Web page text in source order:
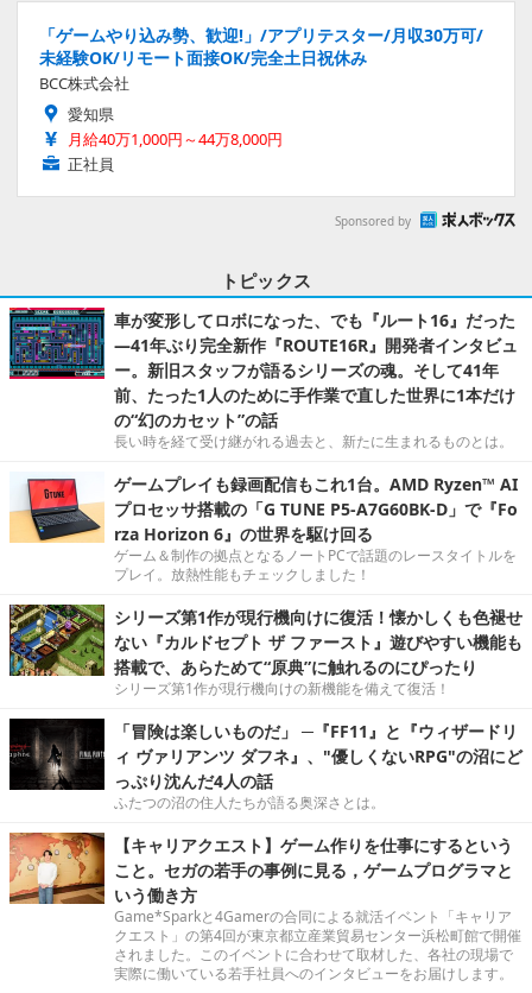
「ゲームやり込み勢、歓迎!」/アプリテスター/月収30万可/
未経験OK/リモート面接OK/完全土日祝休み
BCC株式会社
愛知県
月給40万1,000円～44万8,000円
正社員
Sponsored by
トピックス
車が変形してロボになった、でも『ルート16』だった
―41年ぶり完全新作『ROUTE16R』開発者インタビュ
ー。新旧スタッフが語るシリーズの魂。そして41年
前、たった1人のために手作業で直した世界に1本だけ
の“幻のカセット”の話
長い時を経て受け継がれる過去と、新たに生まれるものとは。
ゲームプレイも録画配信もこれ1台。AMD Ryzen™ AI
プロセッサ搭載の「G TUNE P5-A7G60BK-D」で『Fo
rza Horizon 6』の世界を駆け回る
ゲーム＆制作の拠点となるノートPCで話題のレースタイトルを
プレイ。放熱性能もチェックしました！
シリーズ第1作が現行機向けに復活！懐かしくも色褪せ
ない『カルドセプト ザ ファースト』遊びやすい機能も
搭載で、あらためて“原典”に触れるのにぴったり
シリーズ第1作が現行機向けの新機能を備えて復活！
「冒険は楽しいものだ」 ─『FF11』と『ウィザードリ
ィ ヴァリアンツ ダフネ』、"優しくないRPG"の沼にど
っぷり沈んだ4人の話
ふたつの沼の住人たちが語る奥深さとは。
【キャリアクエスト】ゲーム作りを仕事にするという
こと。セガの若手の事例に見る，ゲームプログラマと
いう働き方
Game*Sparkと4Gamerの合同による就活イベント「キャリア
クエスト」の第4回が東京都立産業貿易センター浜松町館で開催
されました。このイベントに合わせて取材した、各社の現場で
実際に働いている若手社員へのインタビューをお届けします。